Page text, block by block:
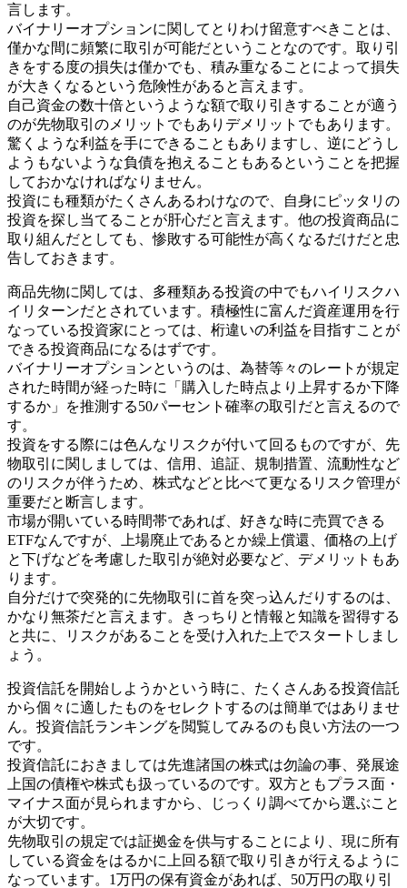
言します。
バイナリーオプションに関してとりわけ留意すべきことは、
僅かな間に頻繁に取引が可能だということなのです。取り引
きをする度の損失は僅かでも、積み重なることによって損失
が大きくなるという危険性があると言えます。
自己資金の数十倍というような額で取り引きすることが適う
のが先物取引のメリットでもありデメリットでもあります。
驚くような利益を手にできることもありますし、逆にどうし
ようもないような負債を抱えることもあるということを把握
しておかなければなりません。
投資にも種類がたくさんあるわけなので、自身にピッタリの
投資を探し当てることが肝心だと言えます。他の投資商品に
取り組んだとしても、惨敗する可能性が高くなるだけだと忠
告しておきます。
商品先物に関しては、多種類ある投資の中でもハイリスクハ
イリターンだとされています。積極性に富んだ資産運用を行
なっている投資家にとっては、桁違いの利益を目指すことが
できる投資商品になるはずです。
バイナリーオプションというのは、為替等々のレートが規定
された時間が経った時に「購入した時点より上昇するか下降
するか」を推測する50パーセント確率の取引だと言えるので
す。
投資をする際には色んなリスクが付いて回るものですが、先
物取引に関しましては、信用、追証、規制措置、流動性など
のリスクが伴うため、株式などと比べて更なるリスク管理が
重要だと断言します。
市場が開いている時間帯であれば、好きな時に売買できる
ETFなんですが、上場廃止であるとか繰上償還、価格の上げ
と下げなどを考慮した取引が絶対必要など、デメリットもあ
ります。
自分だけで突発的に先物取引に首を突っ込んだりするのは、
かなり無茶だと言えます。きっちりと情報と知識を習得する
と共に、リスクがあることを受け入れた上でスタートしまし
ょう。
投資信託を開始しようかという時に、たくさんある投資信託
から個々に適したものをセレクトするのは簡単ではありませ
ん。投資信託ランキングを閲覧してみるのも良い方法の一つ
です。
投資信託におきましては先進諸国の株式は勿論の事、発展途
上国の債権や株式も扱っているのです。双方ともプラス面・
マイナス面が見られますから、じっくり調べてから選ぶこと
が大切です。
先物取引の規定では証拠金を供与することにより、現に所有
している資金をはるかに上回る額で取り引きが行えるように
なっています。1万円の保有資金があれば、50万円の取り引